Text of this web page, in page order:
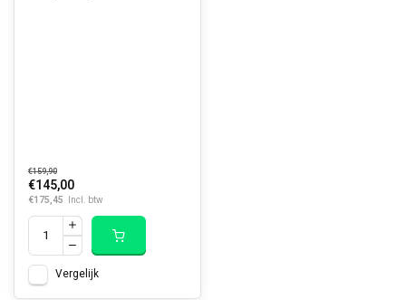
€159,90
€145,00
€175,45 Incl. btw
Vergelijk